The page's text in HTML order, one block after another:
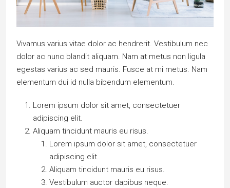
Vivamus varius vitae dolor ac hendrerit. Vestibulum nec
dolor ac nunc blandit aliquam. Nam at metus non ligula
egestas varius ac sed mauris. Fusce at mi metus. Nam
elementum dui id nulla bibendum elementum.
Lorem ipsum dolor sit amet, consectetuer
adipiscing elit.
Aliquam tincidunt mauris eu risus.
Lorem ipsum dolor sit amet, consectetuer
adipiscing elit.
Aliquam tincidunt mauris eu risus.
Vestibulum auctor dapibus neque.